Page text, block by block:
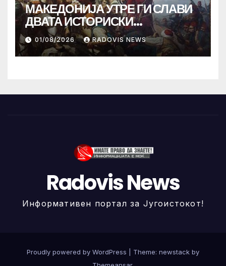
МАКЕДОНИЈА УТРЕ ГИ СЛАВИ
ДВАТА ИСТОРИСКИ
ИЛИНДЕНА!
01/08/2026 RADOVIS NEWS
Radovis News
Информативен портал за Југоистокот!
Proudly powered by WordPress
Theme: newstack by